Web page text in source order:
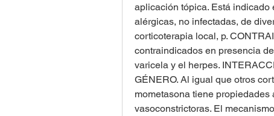
aplicación tópica. Está
alérgicas, no infectadas, de
corticoterapia local, p.
contraindicados en presencia
varicela y el herpes.
GÉNERO. Al igual que otros
mometasona tiene
vasoconstrictoras. El